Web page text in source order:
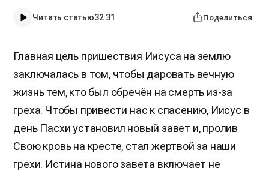
Читать статью32:31 Поделиться
Главная цель пришествия Иисуса на землю
заключалась в том, чтобы даровать вечную
жизнь тем, кто был обречён на смерть из-за
греха. Чтобы привести нас к спасению, Иисус в
день Пасхи установил новый завет и, пролив
Свою кровь на кресте, стал жертвой за наши
грехи. Истина нового завета включает не